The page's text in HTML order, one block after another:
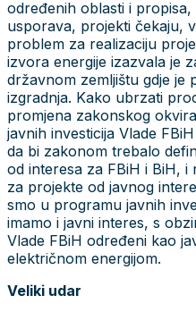
određenih oblasti i propisa,
usporava, projekti čekaju,
problem za realizaciju
izvora energije izazvala je
državnom zemljištu gdje je
izgradnja. Kako ubrzati
promjena zakonskog
javnih investicija Vlade
da bi zakonom trebalo
od interesa za FBiH i BiH,
za projekte od javnog
smo u programu javnih
imamo i javni interes, s
Vlade FBiH određeni kao
električnom energijom.
Veliki udar